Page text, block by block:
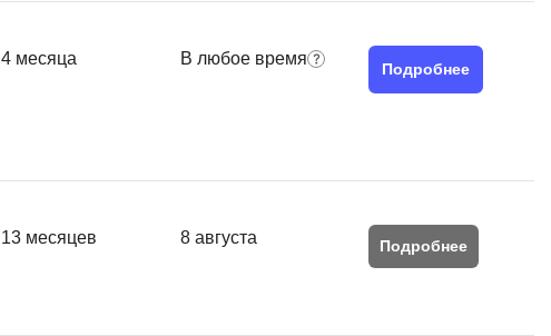
4 месяца В любое время
Подробнее
13 месяцев 8 августа Подробнее